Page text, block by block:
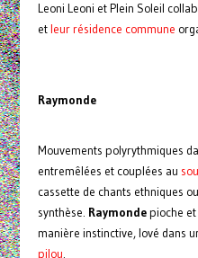
Leoni Leoni et Plein Soleil
etleur résidence commune
Raymonde
Mouvements polyrythmiques
entremêlées et couplées au
cassette de chants ethniques
synthèse. Raymondepioche et
manière instinctive, lové dans
pilou.